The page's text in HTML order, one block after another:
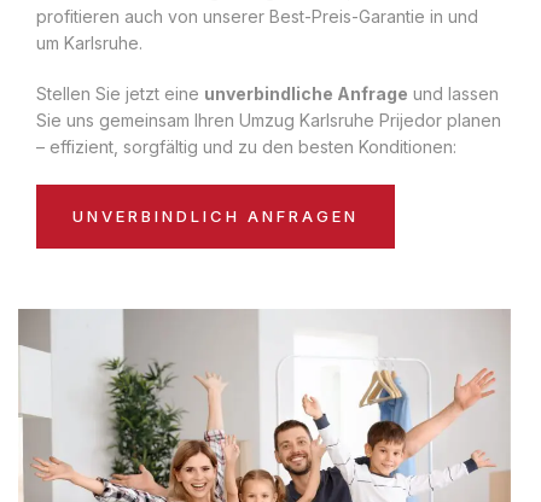
profitieren auch von unserer Best-Preis-Garantie in und
um Karlsruhe.
Stellen Sie jetzt eine unverbindliche Anfrage und lassen
Sie uns gemeinsam Ihren Umzug Karlsruhe Prijedor planen
– effizient, sorgfältig und zu den besten Konditionen:
UNVERBINDLICH ANFRAGEN